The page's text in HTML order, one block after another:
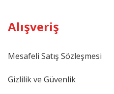
Alışveriş
Mesafeli Satış Sözleşmesi
Gizlilik ve Güvenlik